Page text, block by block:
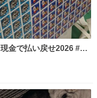
金で払い戻せ2026 #日